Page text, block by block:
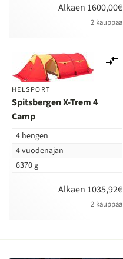
Alkaen 1600,00€
2 kauppaa
HELSPORT
Spitsbergen X-Trem 4
Camp
4 hengen
4 vuodenajan
6370 g
Alkaen 1035,92€
2 kauppaa